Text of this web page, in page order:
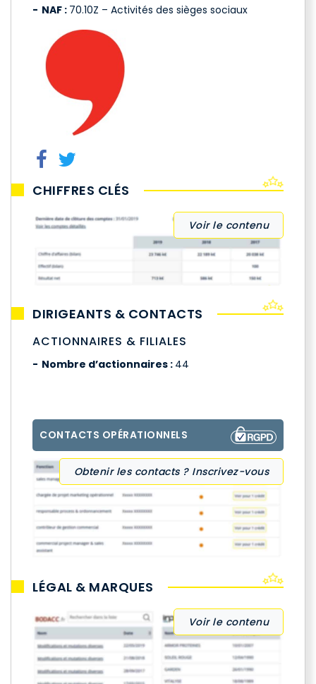
NAF : 70.10Z – Activités des sièges sociaux
CHIFFRES CLÉS
Voir le contenu
DIRIGEANTS & CONTACTS
ACTIONNAIRES & FILIALES
Nombre d’actionnaires : 44
CONTACTS OPÉRATIONNELS
Obtenir les contacts ? Inscrivez-vous
LÉGAL & MARQUES
Voir le contenu